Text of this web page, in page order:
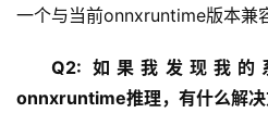
安
l
一个与当前onnxruntime版本兼
Q2: 如果我发现我
onnxruntime推理，有什么解决